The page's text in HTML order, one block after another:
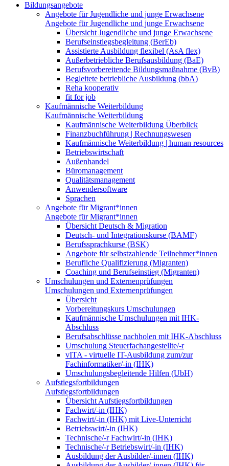
Bildungsangebote
Angebote für Jugendliche und junge Erwachsene
Angebote für Jugendliche und junge Erwachsene
Übersicht Jugendliche und junge Erwachsene
Berufseinstiegsbegleitung (BerEb)
Assistierte Ausbildung flexibel (AsA flex)
Außerbetriebliche Berufsausbildung (BaE)
Berufsvorbereitende Bildungsmaßnahme (BvB)
Begleitete betriebliche Ausbildung (bbA)
Reha kooperativ
fit for job
Kaufmännische Weiterbildung
Kaufmännische Weiterbildung
Kaufmännische Weiterbildung Überblick
Finanzbuchführung | Rechnungswesen
Kaufmännische Weiterbildung | human resources
Betriebswirtschaft
Außenhandel
Büromanagement
Qualitätsmanagement
Anwendersoftware
Sprachen
Angebote für Migrant*innen
Angebote für Migrant*innen
Übersicht Deutsch & Migration
Deutsch- und Integrationskurse (BAMF)
Berufssprachkurse (BSK)
Angebote für selbstzahlende Teilnehmer*innen
Berufliche Qualifizierung (Migranten)
Coaching und Berufseinstieg (Migranten)
Umschulungen und Externenprüfungen
Umschulungen und Externenprüfungen
Übersicht
Vorbereitungskurs Umschulungen
Kaufmännische Umschulungen mit IHK-
Abschluss
Berufsabschlüsse nachholen mit IHK-Abschluss
Umschulung Steuerfachangestellte/-r
vITA - virtuelle IT-Ausbildung zum/zur
Fachinformatiker/-in (IHK)
Umschulungsbegleitende Hilfen (UbH)
Aufstiegsfortbildungen
Aufstiegsfortbildungen
Übersicht Aufstiegsfortbildungen
Fachwirt/-in (IHK)
Fachwirt/-in (IHK) mit Live-Unterricht
Betriebswirt/-in (IHK)
Technische/-r Fachwirt/-in (IHK)
Technische/-r Betriebswirt/-in (IHK)
Ausbildung der Ausbilder/-innen (IHK)